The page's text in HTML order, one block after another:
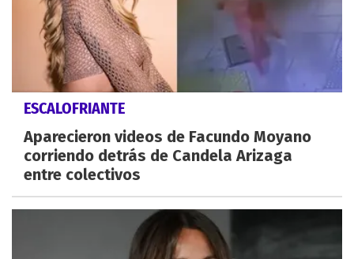
ESCALOFRIANTE
Aparecieron videos de Facundo Moyano
corriendo detrás de Candela Arizaga
entre colectivos